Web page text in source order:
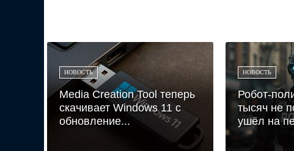
НОВОСТЬ
Media Creation Tool теперь
скачивает Windows 11 с
обновление...
НОВОСТЬ
Робот-
тысяч не
ушёл на